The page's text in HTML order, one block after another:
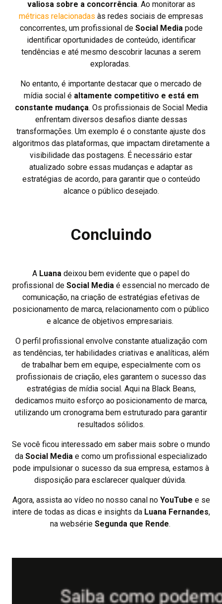
valiosa sobre a concorrência. Ao monitorar as
métricas relacionadas às redes sociais de empresas
concorrentes, um profissional de Social Mediapode
identificar oportunidades de conteúdo, identificar
tendências e até mesmo descobrir lacunas a serem
exploradas.
No entanto, é importante destacar que o mercado de
mídia social é altamente competitivo e está em
constante mudança. Os profissionais de Social Media
enfrentam diversos desafios diante dessas
transformações. Um exemplo é o constante ajuste dos
algoritmos das plataformas, que impactam diretamente a
visibilidade das postagens. É necessário estar
atualizado sobre essas mudanças e adaptar as
estratégias de acordo, para garantir que o conteúdo
alcance o público desejado.
Concluindo
A Luana deixou bem evidente que o papel do
profissional de Social Media é essencial no mercado de
comunicação, na criação de estratégias efetivas de
posicionamento de marca, relacionamento com o público
e alcance de objetivos empresariais.
O perfil profissional envolve constante atualização com
as tendências, ter habilidades criativas e analíticas, além
de trabalhar bem em equipe, especialmente com os
profissionais de criação, eles garantem o sucesso das
estratégias de mídia social. Aqui na Black Beans,
dedicamos muito esforço ao posicionamento de marca,
utilizando um cronograma bem estruturado para garantir
resultados sólidos.
Se você ficou interessado em saber mais sobre o mundo
da Social Media e como um profissional especializado
pode impulsionar o sucesso da sua empresa, estamos à
disposição para esclarecer qualquer dúvida.
Agora, assista ao vídeo no nosso canal no YouTube e se
intere de todas as dicas e insights da Luana Fernandes,
na websérie Segunda que Rende.